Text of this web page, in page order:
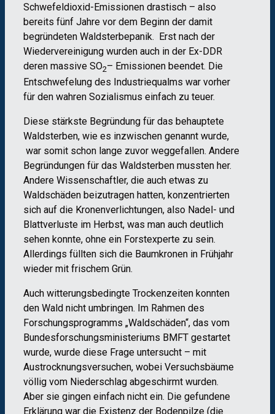
Schwefeldioxid-Emissionen drastisch – also
bereits fünf Jahre vor dem Beginn der damit
begründeten Waldsterbepanik. Erst nach der
Wiedervereinigung wurden auch in der Ex-DDR
deren massive SO2– Emissionen beendet. Die
Entschwefelung des Industriequalms war vorher
für den wahren Sozialismus einfach zu teuer.
Diese stärkste Begründung für das behauptete
Waldsterben, wie es inzwischen genannt wurde,
war somit schon lange zuvor weggefallen. Andere
Begründungen für das Waldsterben mussten her.
Andere Wissenschaftler, die auch etwas zu
Waldschäden beizutragen hatten, konzentrierten
sich auf die Kronenverlichtungen, also Nadel- und
Blattverluste im Herbst, was man auch deutlich
sehen konnte, ohne ein Forstexperte zu sein.
Allerdings füllten sich die Baumkronen in Frühjahr
wieder mit frischem Grün.
Auch witterungsbedingte Trockenzeiten konnten
den Wald nicht umbringen. Im Rahmen des
Forschungsprogramms „Waldschäden“, das vom
Bundesforschungsministeriums BMFT gestartet
wurde, wurde diese Frage untersucht – mit
Austrocknungsversuchen, wobei Versuchsbäume
völlig vom Niederschlag abgeschirmt wurden.
Aber sie gingen einfach nicht ein. Die gefundene
Erklärung war die Existenz der Bodenpilze (die